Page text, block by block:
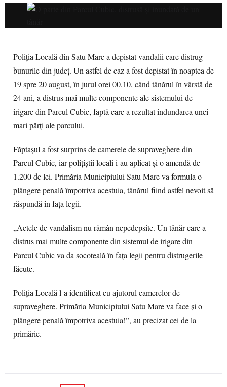
Poliția Locală din Satu Mare a depistat vandalii care distrug
bunurile din județ. Un astfel de caz a fost depistat în noaptea de
19 spre 20 august, în jurul orei 00.10, când tânărul în vârstă de
24 ani, a distrus mai multe componente ale sistemului de
irigare din Parcul Cubic, faptă care a rezultat indundarea unei
mari părți ale parcului.
Făptașul a fost surprins de camerele de supraveghere din
Parcul Cubic, iar polițiștii locali i-au aplicat și o amendă de
1.200 de lei. Primăria Municipiului Satu Mare va formula o
plângere penală împotriva acestuia, tânărul fiind astfel nevoit să
răspundă în fața legii.
„Actele de vandalism nu rămân nepedepsite. Un tânăr care a
distrus mai multe componente din sistemul de irigare din
Parcul Cubic va da socoteală în fața legii pentru distrugerile
făcute.
Poliția Locală l-a identificat cu ajutorul camerelor de
supraveghere. Primăria Municipiului Satu Mareva face și o
plângere penală împotriva acestuia!”, au precizat cei de la
primărie.